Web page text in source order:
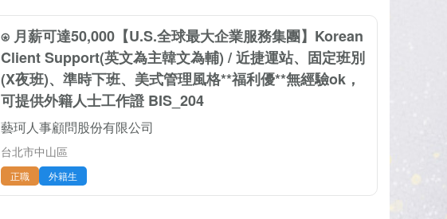
⍟ 月薪可達50,000【U.S.全球最大企業服務集團】Korean
Client Support(英文為主韓文為輔) / 近捷運站、固定班別
(X夜班)、準時下班、美式管理風格**福利優**無經驗ok，
可提供外籍人士工作證 BIS_204
藝珂人事顧問股份有限公司
台北市中山區
正職 外籍生